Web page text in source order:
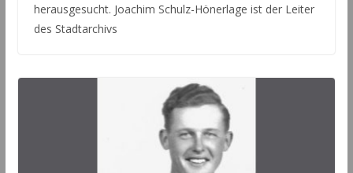
herausgesucht. Joachim Schulz-Hönerlage ist der Leiter
des Stadtarchivs